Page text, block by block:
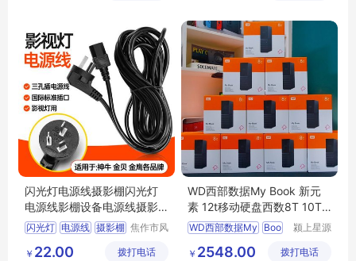
闪光灯电源线摄影棚闪光灯
电源线影棚设备电源线摄影
器材摄影
闪光灯 电源线 摄影棚 焦作市风
有限公司
￥ 22.00 拨打电话
WD西部数据My Book 新元
素 12t移动硬盘西数8T 10T
NAS氦气
WD西部数据My Boo
颍上星源
有限公司
￥ 2548.00 拨打电话